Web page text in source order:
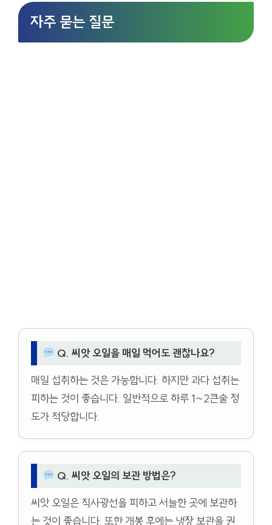
자주 묻는 질문
Q. 씨앗 오일을 매일 먹어도 괜찮나요?
매일 섭취하는 것은 가능합니다. 하지만 과다 섭취는
피하는 것이 좋습니다. 일반적으로 하루 1~2큰술 정
도가 적당합니다.
Q. 씨앗 오일의 보관 방법은?
씨앗 오일은 직사광선을 피하고 서늘한 곳에 보관하
는 것이 좋습니다. 또한 개봉 후에는 냉장 보관을 권